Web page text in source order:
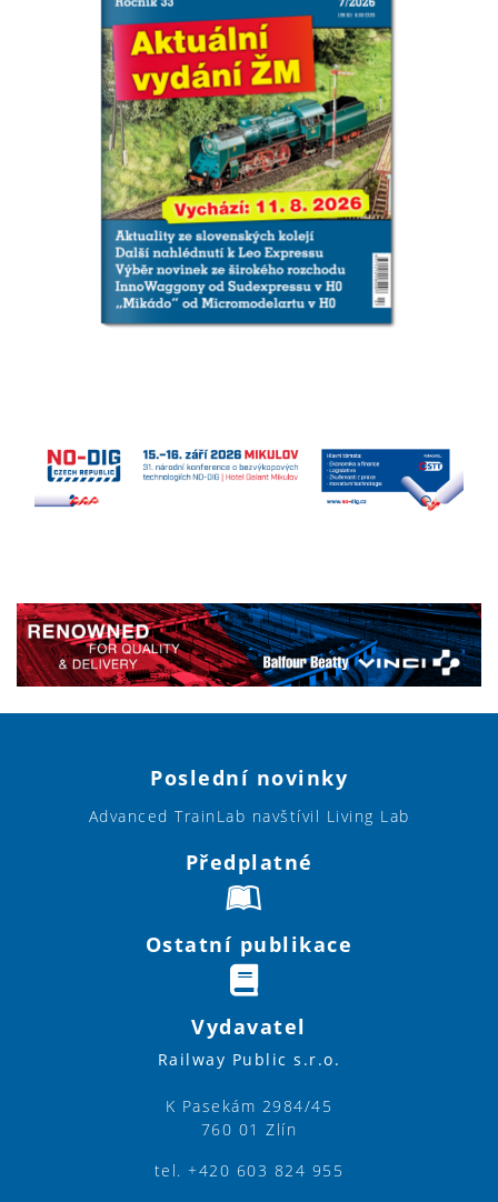
Poslední novinky
Advanced TrainLab navštívil Living Lab
Předplatné
Ostatní publikace
Vydavatel
Railway Public s.r.o.
K Pasekám 2984/45
760 01 Zlín
tel. +420 603 824 955